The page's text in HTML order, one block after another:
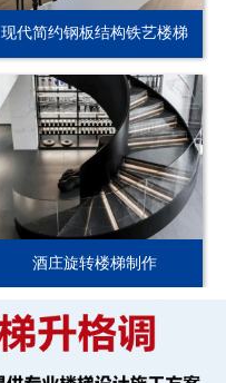
现代简约钢板结构铁艺楼梯
酒庄旋转楼梯制作